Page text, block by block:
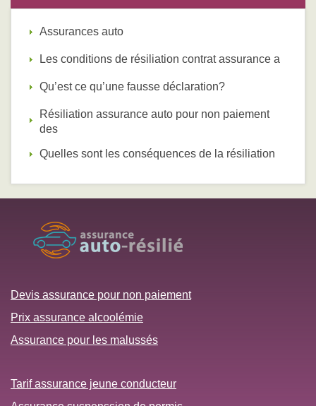
Assurances auto
Les conditions de résiliation contrat assurance a
Qu’est ce qu’une fausse déclaration?
Résiliation assurance auto pour non paiement
des
Quelles sont les conséquences de la résiliation
Devis assurance pour non paiement
Prix assurance alcoolémie
Assurance pour les malussés
Tarif assurance jeune conducteur